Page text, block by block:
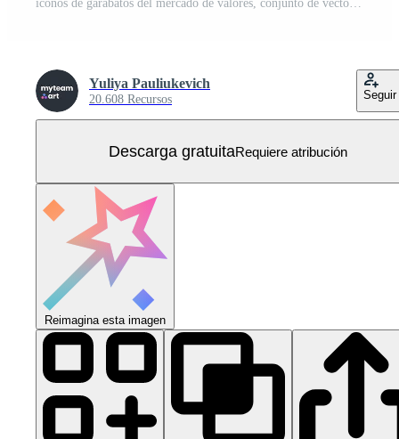
iconos de garabatos del mercado de valores, conjunto de vectores aislados Vector Gratis
Yuliya Pauliukevich
20.608 Recursos Seguir
Descarga gratuitaRequiere atribución
Reimagina esta imagen